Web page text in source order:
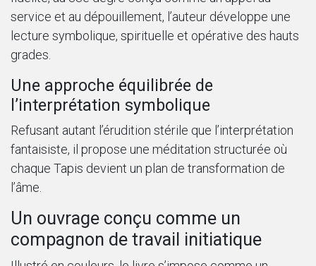
service et au dépouillement, l’auteur développe une
lecture symbolique, spirituelle et opérative des hauts
grades.
Une approche équilibrée de
l’interprétation symbolique
Refusant autant l’érudition stérile que l’interprétation
fantaisiste, il propose une méditation structurée où
chaque Tapis devient un plan de transformation de
l’âme.
Un ouvrage conçu comme un
compagnon de travail initiatique